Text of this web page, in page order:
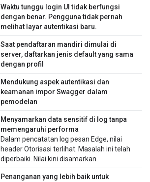
Waktu tunggu login UI tidak berfungsi
dengan benar. Pengguna tidak pernah
melihat layar autentikasi baru.
Saat pendaftaran mandiri dimulai di
server, daftarkan jenis default yang sama
dengan profil
Mendukung aspek autentikasi dan
keamanan impor Swagger dalam
pemodelan
Menyamarkan data sensitif di log tanpa
memengaruhi performa
Dalam pencatatan log pesan Edge, nilai
header Otorisasi terlihat. Masalah ini telah
diperbaiki. Nilai kini disamarkan.
Penanganan yang lebih baik untuk